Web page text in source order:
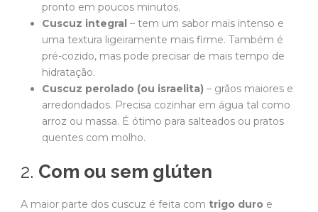
pronto em poucos minutos.
Cuscuz integral – tem um sabor mais intenso e
uma textura ligeiramente mais firme. Também é
pré-cozido, mas pode precisar de mais tempo de
hidratação.
Cuscuz perolado (ou israelita) – grãos maiores e
arredondados. Precisa cozinhar em água tal como
arroz ou massa. É ótimo para salteados ou pratos
quentes com molho.
2. Com ou sem glúten
A maior parte dos cuscuz é feita com trigo duro e